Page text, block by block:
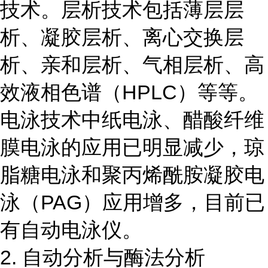
技术。层析技术包括薄层层
析、凝胶层析、离心交换层
析、亲和层析、气相层析、高
效液相色谱（HPLC）等等。
电泳技术中纸电泳、醋酸纤维
膜电泳的应用已明显减少，琼
脂糖电泳和聚丙烯酰胺凝胶电
泳（PAG）应用增多，目前已
有自动电泳仪。
2. 自动分析与酶法分析